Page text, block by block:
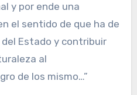
y por ende una
el sentido de que ha de
Estado y contribuir
al
de los mismo…”